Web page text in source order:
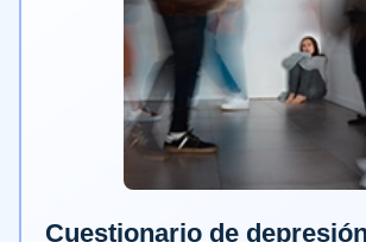
Cuestionario de